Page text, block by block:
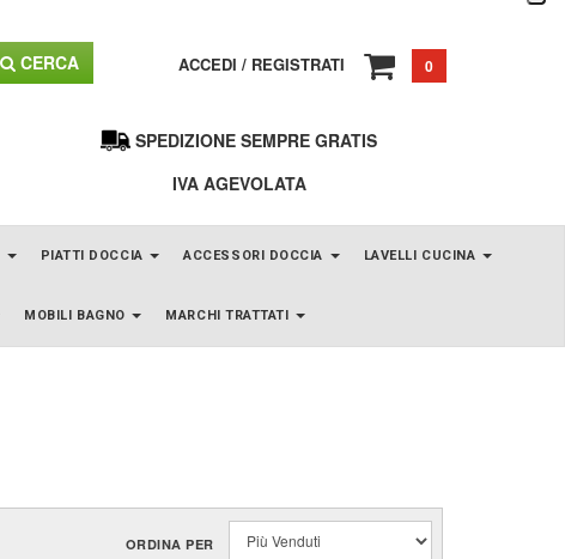
CERCA ACCEDI / REGISTRATI 0
SPEDIZIONE SEMPRE GRATIS
IVA AGEVOLATA
PIATTI DOCCIA ACCESSORI DOCCIA LAVELLI CUCINA
MOBILI BAGNO MARCHI TRATTATI
ORDINA PER